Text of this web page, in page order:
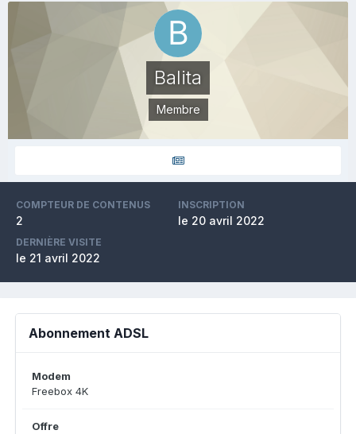
Balita
Membre
COMPTEUR DE CONTENUS
2
INSCRIPTION
le 20 avril 2022
DERNIÈRE VISITE
le 21 avril 2022
Abonnement ADSL
Modem
Freebox 4K
Offre